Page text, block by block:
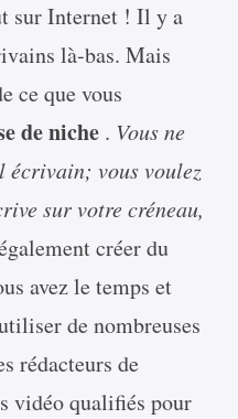
sur Internet ! Il y a
là-bas. Mais
ce que vous
de niche . Vous ne
écrivain; vous voulez
sur votre créneau,
créer du
avez le temps et
de nombreuses
rédacteurs de
vidéo qualifiés pour